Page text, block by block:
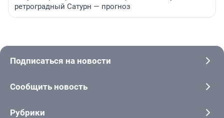
ретроградный Сатурн — прогноз
Подписаться на новости
Сообщить новость
Рубрики